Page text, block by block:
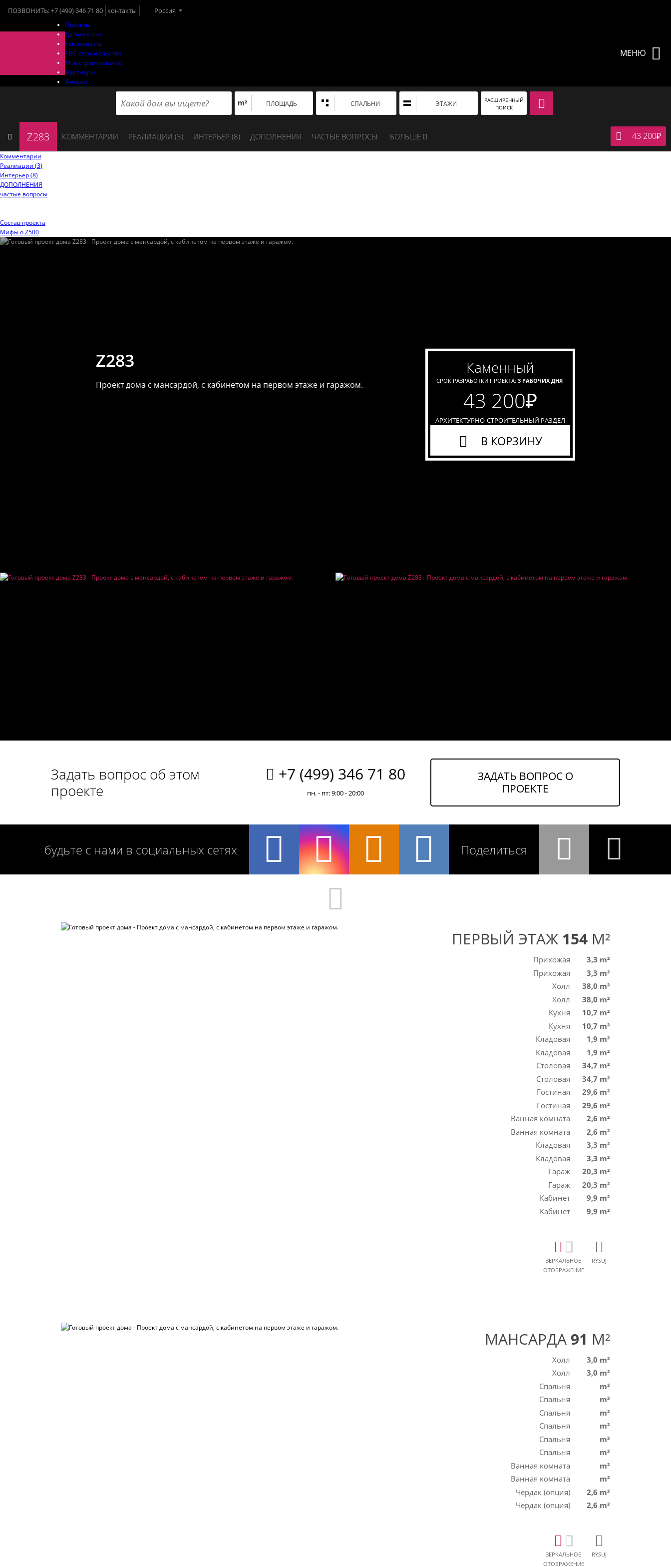
ПОЗВОНИТЬ:+7 (499) 346 71 80 контакты Россия
Проекты
Дополнения
Как заказать
ABC строительства
Мое строительство
Партнеры
/kontakt
МЕНЮ
m² ПЛОЩАДЬ СПАЛЬНИ ЭТАЖИ
РАСШИРЕННЫЙ
ПОИСК
Z283 КОММЕНТАРИИ РЕАЛИАЦИИ (3) ИНТЕРЬЕР (8) ДОПОЛНЕНИЯ ЧАСТЫЕ ВОПРОСЫ БОЛЬШЕ 43 200₽
Комментарии
Реалиации (3)
Интерьер (8)
ДОПОЛНЕНИЯ
частые вопросы
Состав проекта
Мифы o Z500
Z283
Проект дома с мансардой, с кабинетом на первом этаже и гаражом.
каменный
СРОК РАЗРАБОТКИ ПРОЕКТА: 3 РАБОЧИХ ДНЯ
43 200₽
АРХИТЕКТУРНО-СТРОИТЕЛЬНЫЙ РАЗДЕЛ
В КОРЗИНУ
Задать вопрос об этом
проекте
+7 (499) 346 71 80
пн. - пт: 9:00 - 20:00
ЗАДАТЬ ВОПРОС О
ПРОЕКТЕ
будьте с нами в социальных сетях Поделиться
ПЕРВЫЙ ЭТАЖ 154 M²
Прихожая
3,3 m²
Прихожая
3,3 m²
Холл
38,0 m²
Холл
38,0 m²
Кухня
10,7 m²
Кухня
10,7 m²
Кладовая
1,9 m²
Кладовая
1,9 m²
Столовая
34,7 m²
Столовая
34,7 m²
Гостиная
29,6 m²
Гостиная
29,6 m²
Ванная комната
2,6 m²
Ванная комната
2,6 m²
Кладовая
3,3 m²
Кладовая
3,3 m²
Гараж
20,3 m²
Гараж
20,3 m²
Кабинет
9,9 m²
Кабинет
9,9 m²
ЗЕРКАЛЬНОЕ
ОТОБРАЖЕНИЕ
RYSUJ
МАНСАРДА 91 M²
Холл
3,0 m²
Холл
3,0 m²
Спальня
m²
Спальня
m²
Спальня
m²
Спальня
m²
Спальня
m²
Спальня
m²
Ванная комната
m²
Ванная комната
m²
Чердак (опция)
2,6 m²
Чердак (опция)
2,6 m²
ЗЕРКАЛЬНОЕ
ОТОБРАЖЕНИЕ
RYSUJ